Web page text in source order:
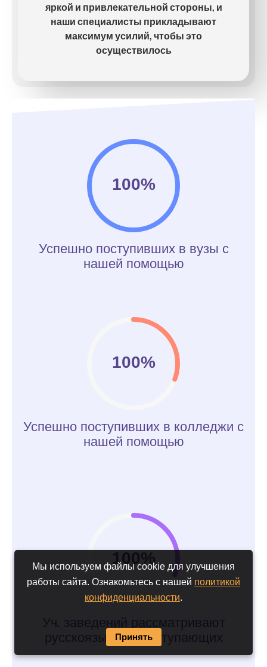
яркой и привлекательной стороны, и
наши специалисты прикладывают
максимум усилий, чтобы это
осуществилось
100%
Успешно поступивших в вузы с
нашей помощью
100%
Успешно поступивших в колледжи с
нашей помощью
100%
Уч. заведений рассматривают
русскоязычных поступающих
Мы используем файлы cookie для улучшения
работы сайта. Ознакомьтесь с нашей политикой
конфиденциальности.
Принять